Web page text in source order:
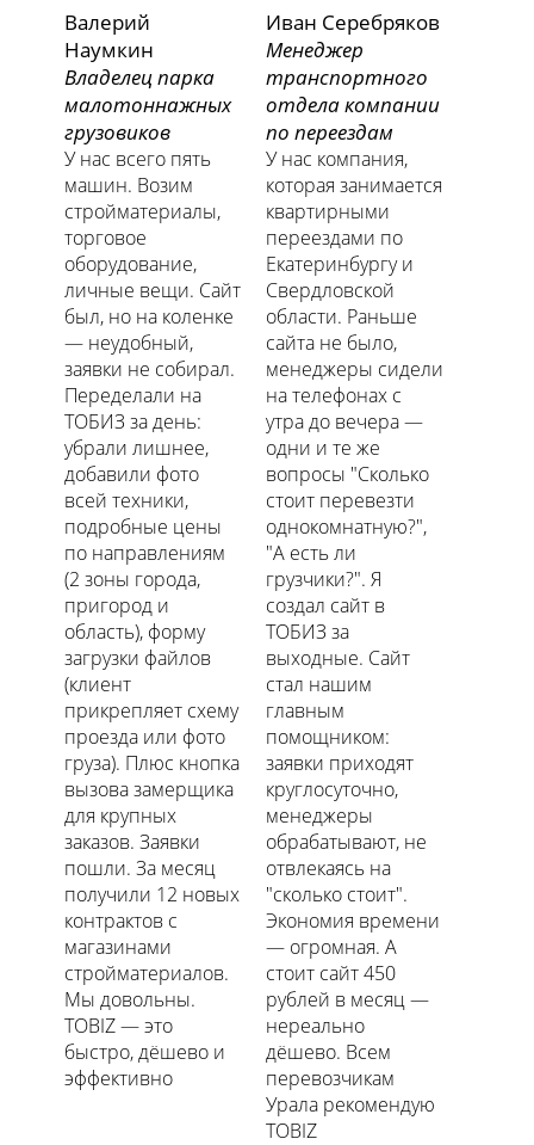
Валерий
Наумкин
Владелец парка
малотоннажных
грузовиков
У нас всего пять
машин. Возим
стройматериалы,
торговое
оборудование,
личные вещи. Сайт
был, но на коленке
— неудобный,
заявки не собирал.
Переделали на
ТОБИЗ за день:
убрали лишнее,
добавили фото
всей техники,
подробные цены
по направлениям
(2 зоны города,
пригород и
область), форму
загрузки файлов
(клиент
прикрепляет схему
проезда или фото
груза). Плюс кнопка
вызова замерщика
для крупных
заказов. Заявки
пошли. За месяц
получили 12 новых
контрактов с
магазинами
стройматериалов.
Мы довольны.
TOBIZ — это
быстро, дёшево и
эффективно
Иван Серебряков
Менеджер
транспортного
отдела компании
по переездам
У нас компания,
которая занимается
квартирными
переездами по
Екатеринбургу и
Свердловской
области. Раньше
сайта не было,
менеджеры сидели
на телефонах с
утра до вечера —
одни и те же
вопросы "Сколько
стоит перевезти
однокомнатную?",
"А есть ли
грузчики?". Я
создал сайт в
ТОБИЗ за
выходные. Сайт
стал нашим
главным
помощником:
заявки приходят
круглосуточно,
менеджеры
обрабатывают, не
отвлекаясь на
"сколько стоит".
Экономия времени
— огромная. А
стоит сайт 450
рублей в месяц —
нереально
дёшево. Всем
перевозчикам
Урала рекомендую
TOBIZ